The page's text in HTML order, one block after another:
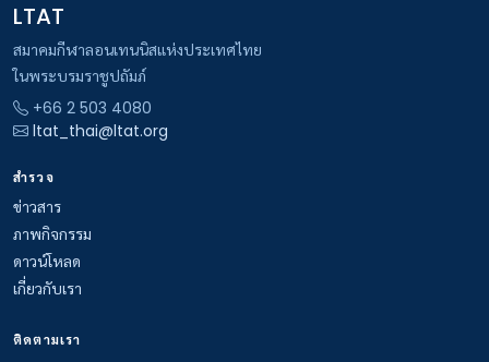
LTAT
สมาคมกีฬาลอนเทนนิสแห่งประเทศไทย
ในพระบรมราชูปถัมภ์
+66 2 503 4080
ltat_thai@ltat.org
สำรวจ
ข่าวสาร
ภาพกิจกรรม
ดาวน์โหลด
เกี่ยวกับเรา
ติดตามเรา